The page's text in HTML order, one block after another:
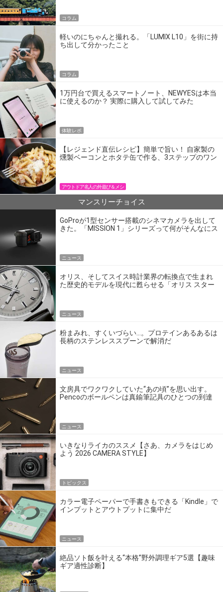
コラム
軽いのにちゃんと撮れる。「LUMIX L10」を街に持
ち出して分かったこと
コラム
1万円台で買えるスマートノート、NEWYESは本当
に使えるのか？ 実際に購入して試してみた
体験レポ
【レジェンド直伝レシピ】簡単で旨い！ 自家製の
燻製ベーコンとホタテ缶で作る、3ステップのワン
アウトドア名人の外遊び＆メシ
マンスリーチョイス
GoProが1型センサー搭載のシネマカメラを出して
きた。「MISSION 1」シリーズって何がそんなにス
ニュース
オリス、そしてスイス時計業界の転換点で生まれ
た歴史的モデルを現代に甦らせる「オリス スター
ニュース
粉まみれ、すくいづらい…。プロテインあるあるは
長柄のステンレススプーンで解消だ
ニュース
文房具でワクワクしていた“あの頃”を思い出す。
Pencoのボールペンは真鍮筆記具のひとつの到達
ニュース
いきなりライカのススメ【さあ、カメラをはじめ
よう 2026 CAMERA STYLE】
トピックス
カラー電子ペーパーで手書きもできる「Kindle」で
インプットとアウトプットに集中だ
ニュース
絶品ソト飯を叶える“本格”野外調理ギア5選【趣味
ギア適性診断】